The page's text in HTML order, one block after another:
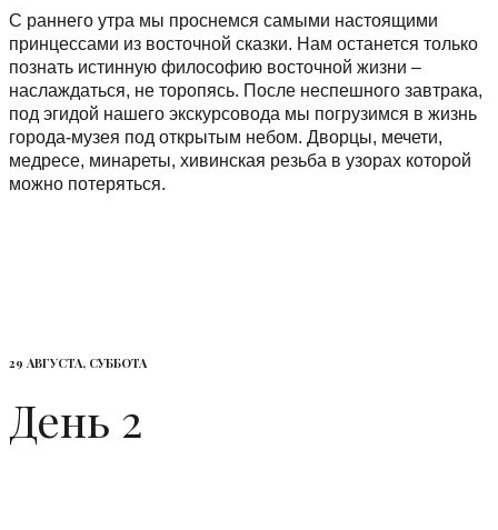
С раннего утра мы проснемся самыми настоящими
принцессами из восточной сказки. Нам останется только
познать истинную философию восточной жизни –
наслаждаться, не торопясь. После неспешного завтрака,
под эгидой нашего экскурсовода мы погрузимся в жизнь
города-музея под открытым небом. Дворцы, мечети,
медресе, минареты, хивинская резьба в узорах которой
можно потеряться.
29 АВГУСТА, СУББОТА
День 2